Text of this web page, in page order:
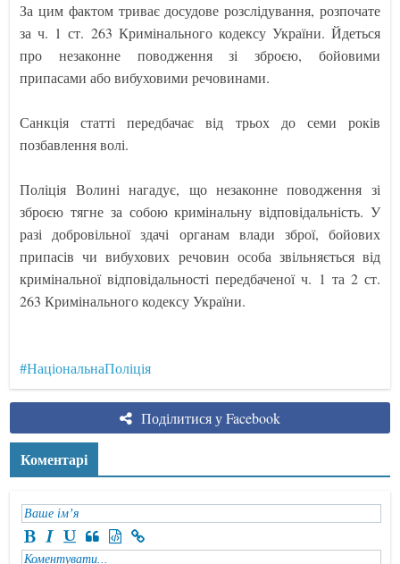
За цим фактом триває досудове розслідування, розпочате
за ч. 1 ст. 263 Кримінального кодексу України. Йдеться
про незаконне поводження зі зброєю, бойовими
припасами або вибуховими речовинами.
Санкція статті передбачає від трьох до семи років
позбавлення волі.
Поліція Волині нагадує, що незаконне поводження зі
зброєю тягне за собою кримінальну відповідальність. У
разі добровільної здачі органам влади зброї, бойових
припасів чи вибухових речовин особа звільняється від
кримінальної відповідальності передбаченої ч. 1 та 2 ст.
263 Кримінального кодексу України.
#НаціональнаПоліція
Поділитися у Facebook
Коментарі